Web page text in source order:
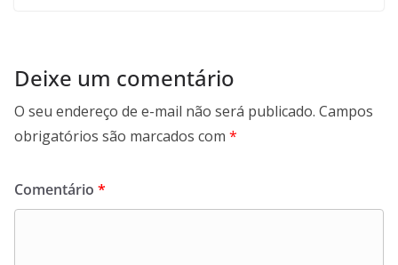
Deixe um comentário
O seu endereço de e-mail não será publicado. Campos
obrigatórios são marcados com *
Comentário *